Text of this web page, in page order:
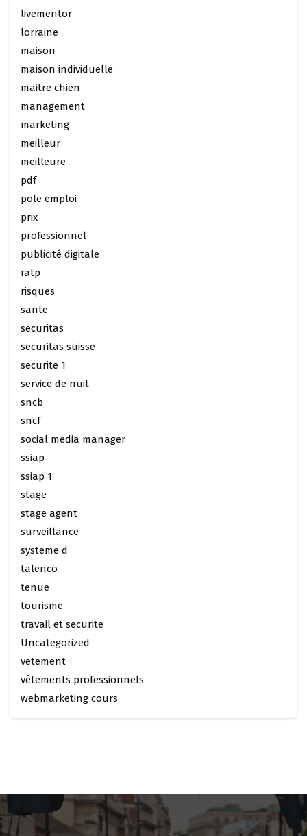
livementor
lorraine
maison
maison individuelle
maitre chien
management
marketing
meilleur
meilleure
pdf
pole emploi
prix
professionnel
publicité digitale
ratp
risques
sante
securitas
securitas suisse
securite 1
service de nuit
sncb
sncf
social media manager
ssiap
ssiap 1
stage
stage agent
surveillance
systeme d
talenco
tenue
tourisme
travail et securite
Uncategorized
vetement
vêtements professionnels
webmarketing cours